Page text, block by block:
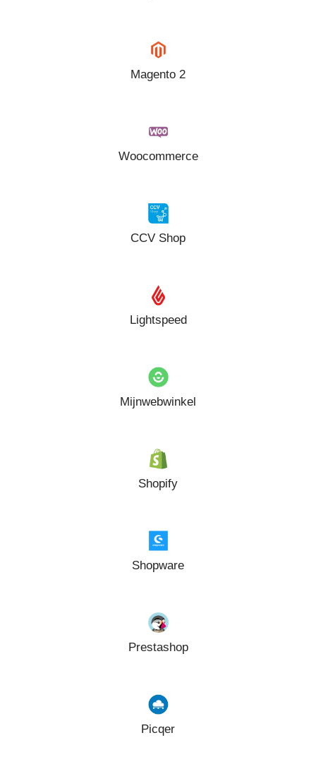
Magento 2
Woocommerce
CCV Shop
Lightspeed
Mijnwebwinkel
Shopify
Shopware
Prestashop
Picqer